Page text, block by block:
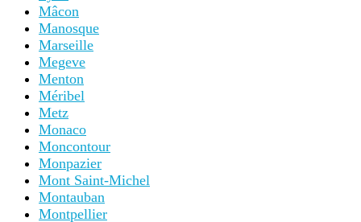
Mâcon
Manosque
Marseille
Megeve
Menton
Méribel
Metz
Monaco
Moncontour
Monpazier
Mont Saint-Michel
Montauban
Montpellier